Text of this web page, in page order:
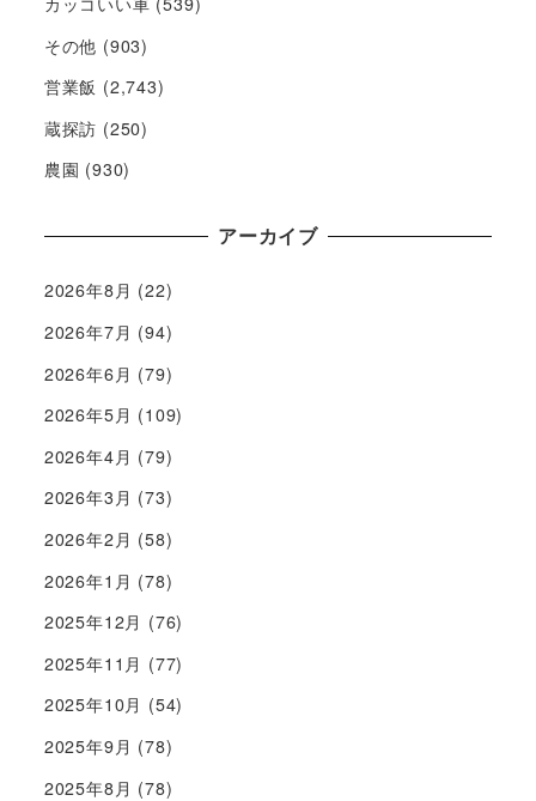
その他 (903)
営業飯 (2,743)
蔵探訪 (250)
農園 (930)
アーカイブ
2026年8月 (22)
2026年7月 (94)
2026年6月 (79)
2026年5月 (109)
2026年4月 (79)
2026年3月 (73)
2026年2月 (58)
2026年1月 (78)
2025年12月 (76)
2025年11月 (77)
2025年10月 (54)
2025年9月 (78)
2025年8月 (78)